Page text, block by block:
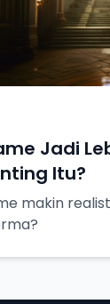
Jadi
Itu?
makin